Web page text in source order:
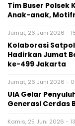
Tim Buser
Anak-anak,
Jumat, 26 Juni 2026 -
Kolaborasi
Hadirkan Jumat
ke-499 Jakarta
Jumat, 26 Juni 2026 -
UIA Gelar
Generasi Cerdas
Kamis, 25 Juni 2026 -